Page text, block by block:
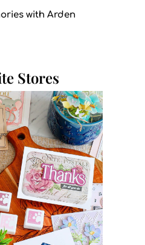
with Arden
Stores